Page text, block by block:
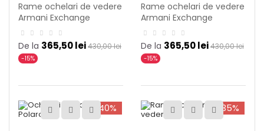
Rame ochelari de vedere
Armani Exchange
AX3083U 8078
De la 365,50 lei430,00 lei
-15%
Rame ochelari de vedere
Armani Exchange
AX3083U 8181
De la 365,50 lei430,00 lei
-15%
-40% -35%